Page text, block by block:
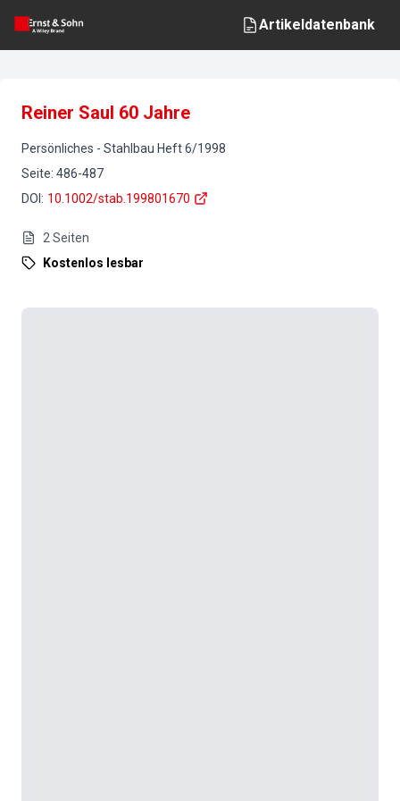
Artikeldatenbank
Reiner Saul 60 Jahre
Persönliches - Stahlbau Heft6/1998
Seite: 486-487
DOI : 10.1002/stab.199801670
2 Seiten
Kostenlos lesbar